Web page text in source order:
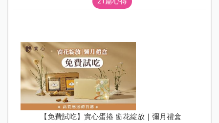
【免費試吃】實心蛋捲 窗花綻放｜彌月禮盒